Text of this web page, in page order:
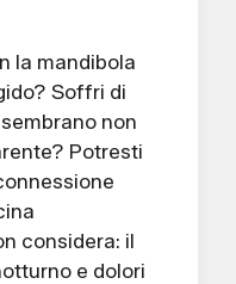
la mandibola
Soffri di
non
Potresti
considera: il
e dolori